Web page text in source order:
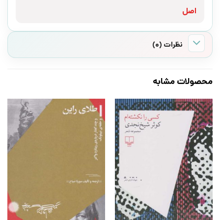
اصل
نظرات (0)
محصولات مشابه